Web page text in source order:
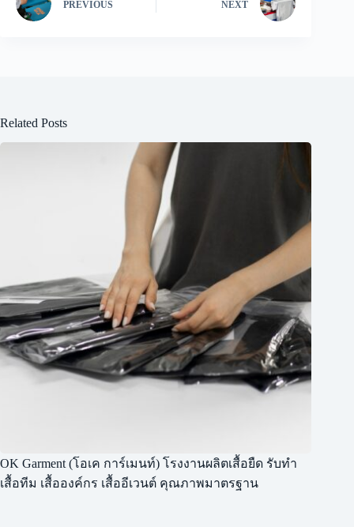
PREVIOUS NEXT
Related Posts
OK Garment (โอเค การ์เมนท์) โรงงานผลิตเสื้อยืด รับทำ
เสื้อทีม เสื้อองค์กร เสื้ออีเวนต์ คุณภาพมาตรฐาน